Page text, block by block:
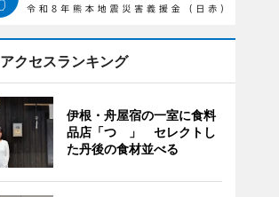
アクセスランキング
伊根・舟屋宿の一室に食料
品店「つゝ」 セレクトし
た丹後の食材並べる